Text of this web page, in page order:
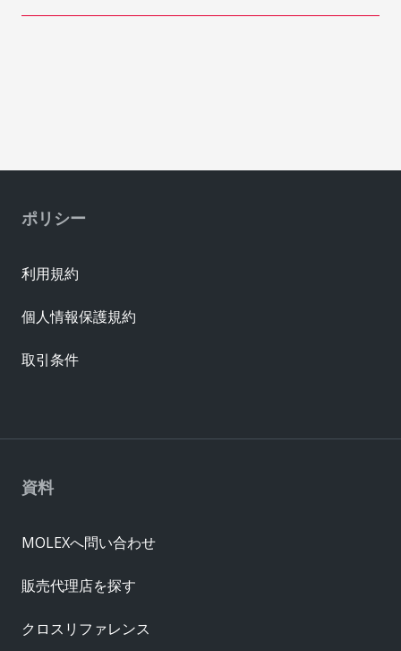
資料
MOLEXへ問い合わせ
販売代理店を探す
クロスリファレンス
ポリシー
利用規約
個人情報保護規約
取引条件